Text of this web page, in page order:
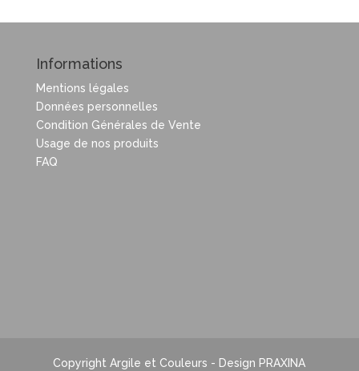
Informations
Mentions légales
Données personnelles
Condition Générales de Vente
Usage de nos produits
FAQ
Copyright Argile et Couleurs - Design PRAXINA